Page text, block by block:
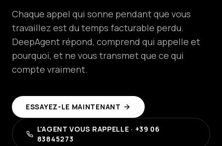
et
tendances
SOLUTIONS
Plateforme
SaaS
agents
en
service
Plateforme
Chaque appel qui sonne pendant que vous
travaillez est du temps facturable perdu.
DeepAgent répond, comprend qui appelle et
pourquoi, et ne vous transmet que ce qui
compte vraiment.
ESSAYEZ-LE MAINTENANT
L'AGENT VOUS RAPPELLE · +39 06
83845273